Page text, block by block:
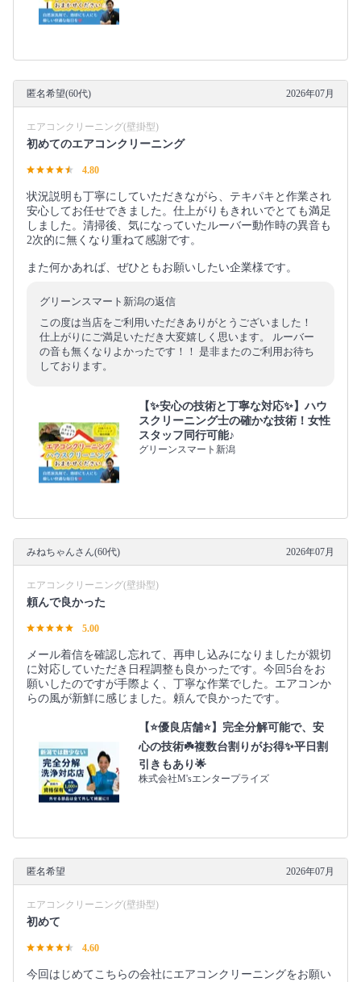
匿名希望(60代) 2026年07月
エアコンクリーニング(壁掛型)
初めてのエアコンクリーニング
4.80
状況説明も丁寧にしていただきながら、テキパキと作業され
安心してお任せできました。仕上がりもきれいでとても満足
しました。清掃後、気になっていたルーバー動作時の異音も
2次的に無くなり重ねて感謝です。
また何かあれば、ぜひともお願いしたい企業様です。
グリーンスマート新潟の返信
この度は当店をご利用いただきありがとうございました！
仕上がりにご満足いただき大変嬉しく思います。 ルーバー
の音も無くなりよかったです！！ 是非またのご利用お待ち
しております。
【✨安心の技術と丁寧な対応✨】ハウ
スクリーニング士の確かな技術！女性
スタッフ同行可能♪
グリーンスマート新潟
みねちゃんさん(60代) 2026年07月
エアコンクリーニング(壁掛型)
頼んで良かった
5.00
メール着信を確認し忘れて、再申し込みになりましたが親切
に対応していただき日程調整も良かったです。今回5台をお
願いしたのですが手際よく、丁寧な作業でした。エアコンか
らの風が新鮮に感じました。頼んで良かったです。
【⭐️優良店舗⭐️】完全分解可能で、安
心の技術☘️複数台割りがお得✨平日割
引きもあり🌟
株式会社M'sエンタープライズ
匿名希望 2026年07月
エアコンクリーニング(壁掛型)
初めて
4.60
今回はじめてこちらの会社にエアコンクリーニングをお願い